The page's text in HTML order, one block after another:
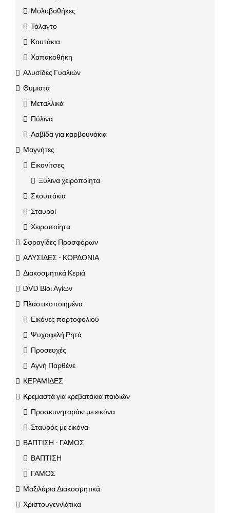
Μολυβοθήκες
Τάλαντο
Κουτάκια
Χαπακοθήκη
Αλυσίδες Γυαλιών
Θυμιατά
Μεταλλικά
Πύλινα
Λαβίδα για καρβουνάκια
Μαγνήτες
Εικονίτσες
Ξύλινα χειροποίητα
Σκουπάκια
Σταυροί
Χειροποίητα
Σφραγίδες Προσφόρων
ΑΛΥΣΙΔΕΣ - ΚΟΡΔΟΝΙΑ
Διακοσμητικά Κεριά
DVD Βίοι Αγίων
Πλαστικοποιημένα
Εικόνες πορτοφολιού
Ψυχοφελή Ρητά
Προσευχές
Αγνή Παρθένε
ΚΕΡΑΜΙΔΕΣ
Κρεμαστά για κρεβατάκια παιδιών
Προσκυνηταράκι με εικόνα
Σταυρός με εικόνα
ΒΑΠΤΙΣΗ - ΓΑΜΟΣ
ΒΑΠΤΙΣΗ
ΓΑΜΟΣ
Μαξιλάρια Διακοσμητικά
Χριστουγεννιάτικα